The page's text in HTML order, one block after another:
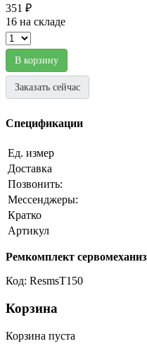
351 ₽
16 на складе
В корзину
Заказать сейчас
Спецификации
Ед. измер
Доставка
Позвонить:
Мессенджеры:
Кратко
Артикул
Ремкомплект
Код: ResmsT150
Корзина
Корзина пуста